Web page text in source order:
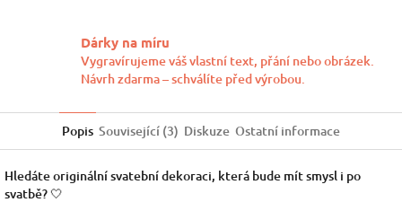
Dárky na míru
Vygravírujeme váš vlastní text, přání nebo obrázek.
Návrh zdarma – schválíte před výrobou.
Popis Související (3) Diskuze Ostatní informace
Hledáte originální svatební dekoraci, která bude mít smysl i po
svatbě? 🤍